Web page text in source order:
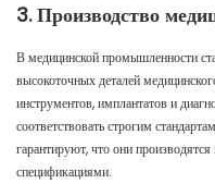
3. Производство
В медицинской промышленности
высокоточных деталей
инструментов, имплантатов и
соответствовать строгим
гарантируют, что они
спецификациями.